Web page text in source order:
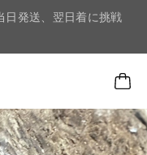
日発送、翌日着に挑戦